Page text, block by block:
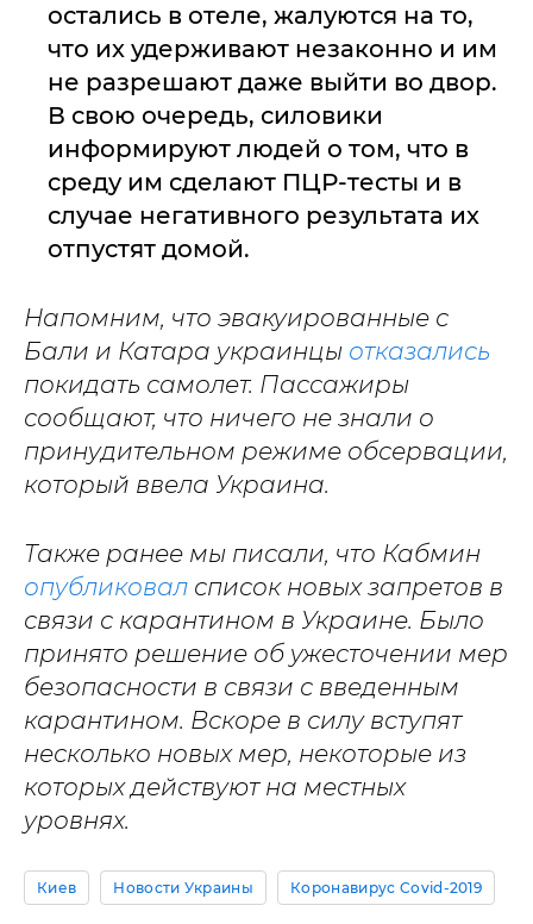
остались в отеле, жалуются на то,
что их удерживают незаконно и им
не разрешают даже выйти во двор.
В свою очередь, силовики
информируют людей о том, что в
среду им сделают ПЦР-тесты и в
случае негативного результата их
отпустят домой.
Напомним, что эвакуированные с
Бали и Катара украинцы отказались
покидать самолет. Пассажиры
сообщают, что ничего не знали о
принудительном режиме обсервации,
который ввела Украина.
Также ранее мы писали, что Кабмин
опубликовал список новых запретов в
связи с карантином в Украине. Было
принято решение об ужесточении мер
безопасности в связи с введенным
карантином. Вскоре в силу вступят
несколько новых мер, некоторые из
которых действуют на местных
уровнях.
Киев Новости Украины Коронавирус Covid-2019